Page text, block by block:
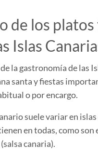
de los
Islas
la gastronomía de las
santa y fiestas
o por encargo.
suele variar en
en todas, como
canaria).